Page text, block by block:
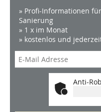
» Profi-Informationen
Sanierung
» 1 x im Monat
» kostenlos und
Anti-